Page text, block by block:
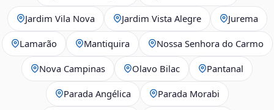
Jardim Vila Nova Jardim Vista Alegre Jurema
Lamarão Mantiquira Nossa Senhora do Carmo
Nova Campinas Olavo Bilac Pantanal
Parada Angélica Parada Morabi